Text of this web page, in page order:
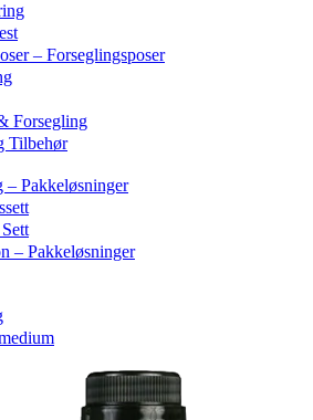
– Forseglingsposer
Forsegling
Tilbehør
– Pakkeløsninger
– Pakkeløsninger